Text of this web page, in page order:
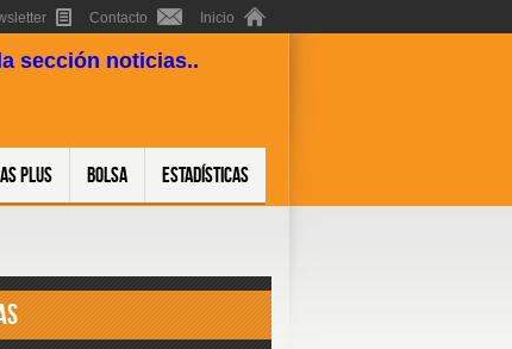
Contacto Inicio
sección noticias..
Plus Bolsa Estadísticas